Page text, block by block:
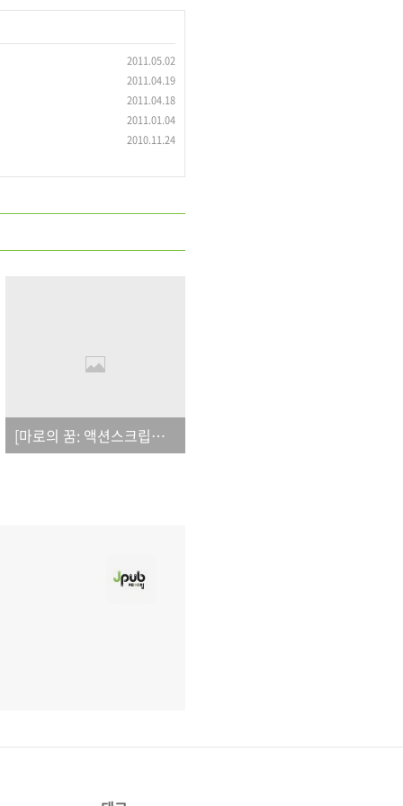
2011.05.02
2011.04.19
2011.04.18
2011.01.04
2010.11.24
[마로의 꿈: 액션스크립트 3.0으로 배우는 소셜 게임 프로그래밍]_오탈자